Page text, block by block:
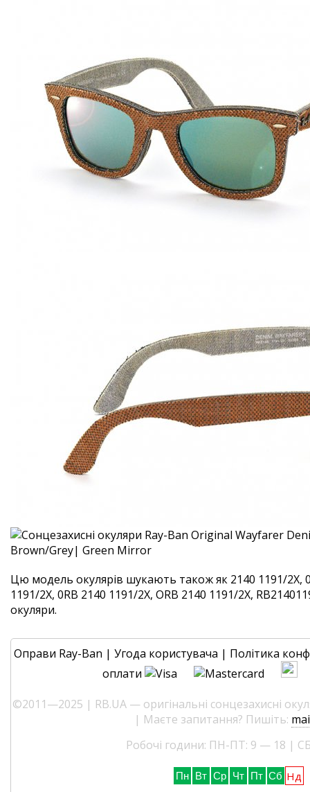
Цю модель окулярів шукають також як 2140 1191/2X,
1191/2X, 0RB 2140 1191/2X, ORB 2140 1191/2X,
окуляри.
Оправи Ray-Ban | Угода користувача | Політика
оплати
©2011—2025 | RB.UA — оригінальні сонцезахисні
| Маєте запитання? Пишіть:
Робочі години: ПН-ПТ: 9 — 18 |
Пн Вт Ср Чт Пт Сб Нд